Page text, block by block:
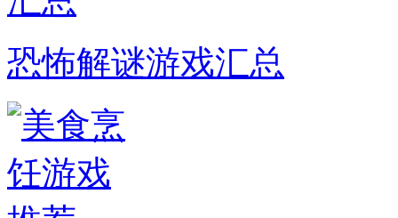
恐怖解谜游戏汇总